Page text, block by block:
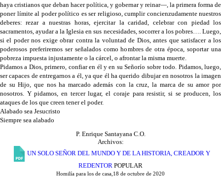
haya cristianos que deban hacer política, y gobernar y reinar—, la primera forma de
poner límite al poder político es ser religioso, cumplir concienzudamente nuestros
deberes: rezar a nuestras horas, ejercitar la caridad, celebrar con piedad los
sacramentos, ayudar a la Iglesia en sus necesidades, socorrer a los pobres…. Luego,
si el poder nos exige obrar contra la voluntad de Dios, antes que satisfacer a los
poderosos preferiremos ser señalados como hombres de otra época, soportar una
pobreza impuesta injustamente o la cárcel, o afrontar la misma muerte.
Pidamos a Dios, primero, confiar en él y en su Señorío sobre todo. Pidamos, luego,
ser capaces de entregarnos a él, ya que él ha querido dibujar en nosotros la imagen
de su Hijo, que nos ha marcado además con la cruz, la marca de su amor por
nosotros. Y pidamos, en tercer lugar, el coraje para resistir, si se producen, los
ataques de los que creen tener el poder.
Alabado sea Jesucristo
Siempre sea alabado
P. Enrique Santayana C.O.
Archivos:
UN SOLO SEÑOR DEL MUNDO Y DE LA HISTORIA, CREADOR Y
REDENTOR POPULAR
Homilía para los de casa, 18 de octubre de 2020